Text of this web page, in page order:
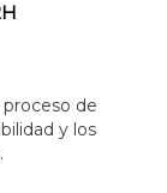
de
y los